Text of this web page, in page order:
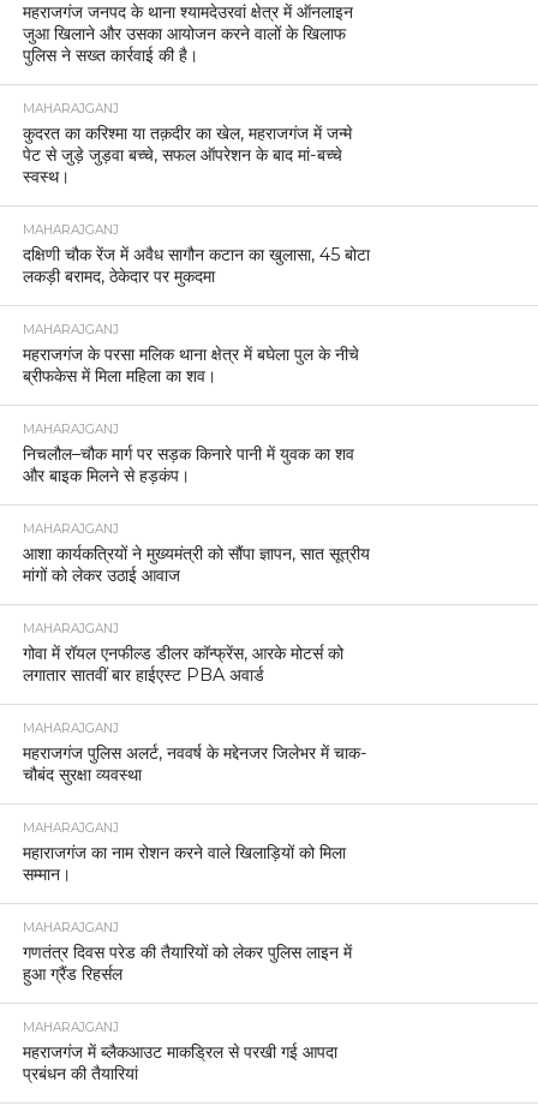
महराजगंज जनपद के थाना श्यामदेउरवां क्षेत्र में ऑनलाइन
जुआ खिलाने और उसका आयोजन करने वालों के खिलाफ
पुलिस ने सख्त कार्रवाई की है।
MAHARAJGANJ
कुदरत का करिश्मा या तक़दीर का खेल, महराजगंज में जन्मे
पेट से जुड़े जुड़वा बच्चे, सफल ऑपरेशन के बाद मां-बच्चे
स्वस्थ।
MAHARAJGANJ
दक्षिणी चौक रेंज में अवैध सागौन कटान का खुलासा, 45 बोटा
लकड़ी बरामद, ठेकेदार पर मुकदमा
MAHARAJGANJ
महराजगंज के परसा मलिक थाना क्षेत्र में बघेला पुल के नीचे
ब्रीफकेस में मिला महिला का शव।
MAHARAJGANJ
निचलौल–चौक मार्ग पर सड़क किनारे पानी में युवक का शव
और बाइक मिलने से हड़कंप।
MAHARAJGANJ
आशा कार्यकत्रियों ने मुख्यमंत्री को सौंपा ज्ञापन, सात सूत्रीय
मांगों को लेकर उठाई आवाज
MAHARAJGANJ
गोवा में रॉयल एनफील्ड डीलर कॉन्फ्रेंस, आरके मोटर्स को
लगातार सातवीं बार हाईएस्ट PBA अवार्ड
MAHARAJGANJ
महराजगंज पुलिस अलर्ट, नववर्ष के मद्देनजर जिलेभर में चाक-
चौबंद सुरक्षा व्यवस्था
MAHARAJGANJ
महाराजगंज का नाम रोशन करने वाले खिलाड़ियों को मिला
सम्मान।
MAHARAJGANJ
गणतंत्र दिवस परेड की तैयारियों को लेकर पुलिस लाइन में
हुआ ग्रैंड रिहर्सल
MAHARAJGANJ
महराजगंज में ब्लैकआउट माकड्रिल से परखी गई आपदा
प्रबंधन की तैयारियां